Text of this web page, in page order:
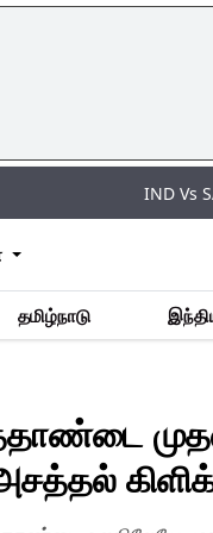
IND Vs SA:
தமிழ்நாடு
அசத்தல்